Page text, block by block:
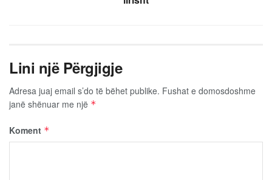
Lini një Përgjigje
Adresa juaj email s’do të bëhet publike. Fushat e domosdoshme
janë shënuar me një *
Koment *